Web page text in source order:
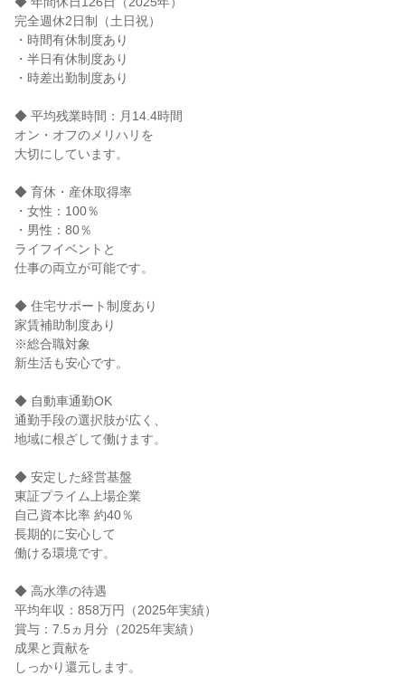
完全週休2日制（土日祝）
・時間有休制度あり
・半日有休制度あり
・時差出勤制度あり
◆ 平均残業時間：月14.4時間
オン・オフのメリハリを
大切にしています。
◆ 育休・産休取得率
・女性：100％
・男性：80％
ライフイベントと
仕事の両立が可能です。
◆ 住宅サポート制度あり
家賃補助制度あり
※総合職対象
新生活も安心です。
◆ 自動車通勤OK
通勤手段の選択肢が広く、
地域に根ざして働けます。
◆ 安定した経営基盤
東証プライム上場企業
自己資本比率 約40％
長期的に安心して
働ける環境です。
◆ 高水準の待遇
平均年収：858万円（2025年実績）
賞与：7.5ヵ月分（2025年実績）
成果と貢献を
しっかり還元します。